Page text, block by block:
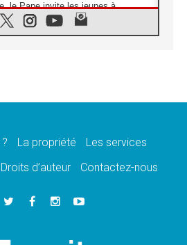
le Pape invite les jeunes à
la civilisation de l'amour»
ceux qui bénissent la guerre»
au Pérou, une lueur d'espoir pour
L'Église en Afrique vers
La propriété
Les services
Droits d’auteur Contactez-nous